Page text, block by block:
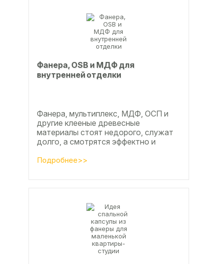
Фанера, OSB и МДФ для
внутренней отделки
Фанера, мультиплекс, МДФ, ОСП и
другие клееные древесные
материалы стоят недорого, служат
долго, а смотрятся эффектно и
Подробнее>>